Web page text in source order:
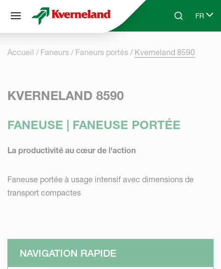
Skip to main contentSearchFR
Select
Accueil Faneurs Faneurs portés Kverneland 8590
KVERNELAND 8590
FANEUSE | FANEUSE PORTÉE
La productivité au cœur de l'action
Faneuse portée à usage intensif avec dimensions de
transport compactes
NAVIGATION RAPIDE
Panneau de gestion des cookies